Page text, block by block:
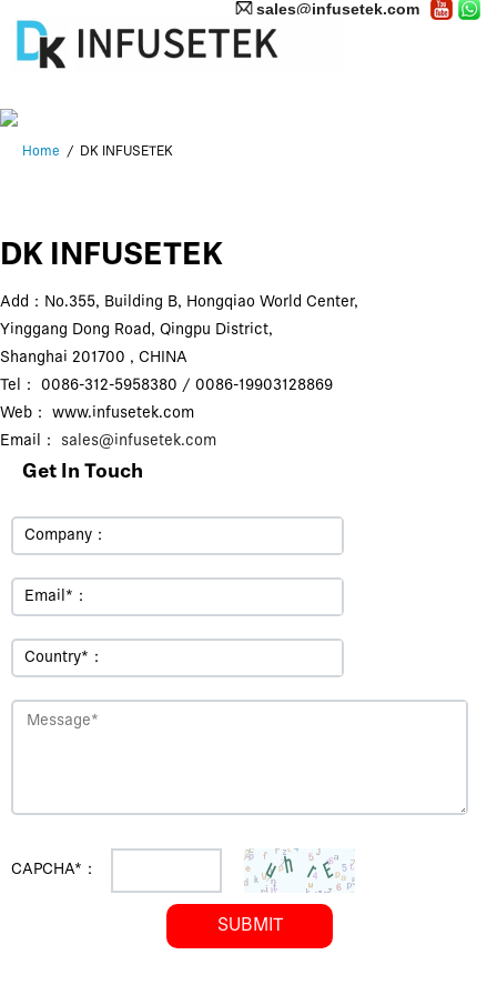
sales@infusetek.com
Home DK INFUSETEK
DK INFUSETEK
Add：No.355, Building B, Hongqiao World Center,
Yinggang Dong Road, Qingpu District,
Shanghai 201700 , CHINA
Tel： 0086-312-5958380 / 0086-19903128869
Web： www.infusetek.com
Email： sales@infusetek.com
Get In Touch
Company：
Email*：
Country*：
CAPCHA*：
SUBMIT